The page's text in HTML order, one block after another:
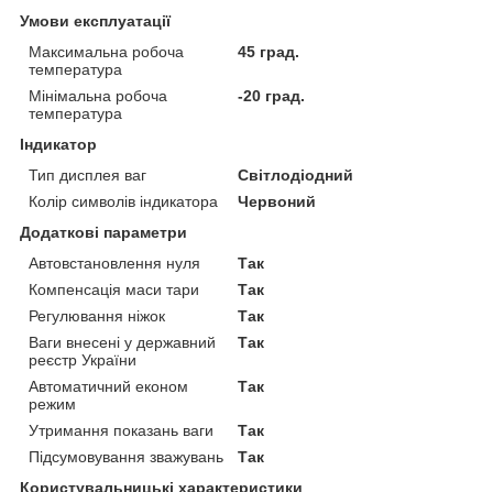
Умови експлуатації
Максимальна робоча
температура
45 град.
Мінімальна робоча
температура
-20 град.
Індикатор
Тип дисплея ваг
Світлодіодний
Колір символів індикатора
Червоний
Додаткові параметри
Автовстановлення нуля
Так
Компенсація маси тари
Так
Регулювання ніжок
Так
Ваги внесені у державний
реєстр України
Так
Автоматичний економ
режим
Так
Утримання показань ваги
Так
Підсумовування зважувань
Так
Користувальницькі характеристики